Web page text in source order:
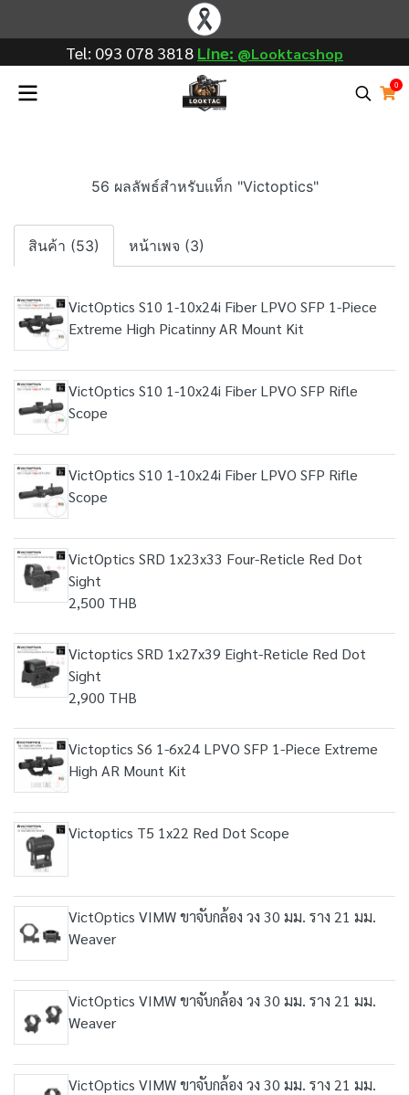
Tel: 093 078 3818 Line: @Looktac shop
0
56 ผลลัพธ์สำหรับแท็ก "Victoptics"
สินค้า (53) หน้าเพจ (3)
VictOptics S10 1-10x24i Fiber LPVO SFP 1-Piece
Extreme High Picatinny AR Mount Kit
VictOptics S10 1-10x24i Fiber LPVO SFP Rifle
Scope
VictOptics S10 1-10x24i Fiber LPVO SFP Rifle
Scope
VictOptics SRD 1x23x33 Four-Reticle Red Dot
Sight
2,500 THB
Victoptics SRD 1x27x39 Eight-Reticle Red Dot
Sight
2,900 THB
Victoptics S6 1-6x24 LPVO SFP 1-Piece Extreme
High AR Mount Kit
Victoptics T5 1x22 Red Dot Scope
VictOptics VIMW ขาจับกล้อง วง 30 มม. ราง 21 มม.
Weaver
VictOptics VIMW ขาจับกล้อง วง 30 มม. ราง 21 มม.
Weaver
VictOptics VIMW ขาจับกล้อง วง 30 มม. ราง 21 มม.